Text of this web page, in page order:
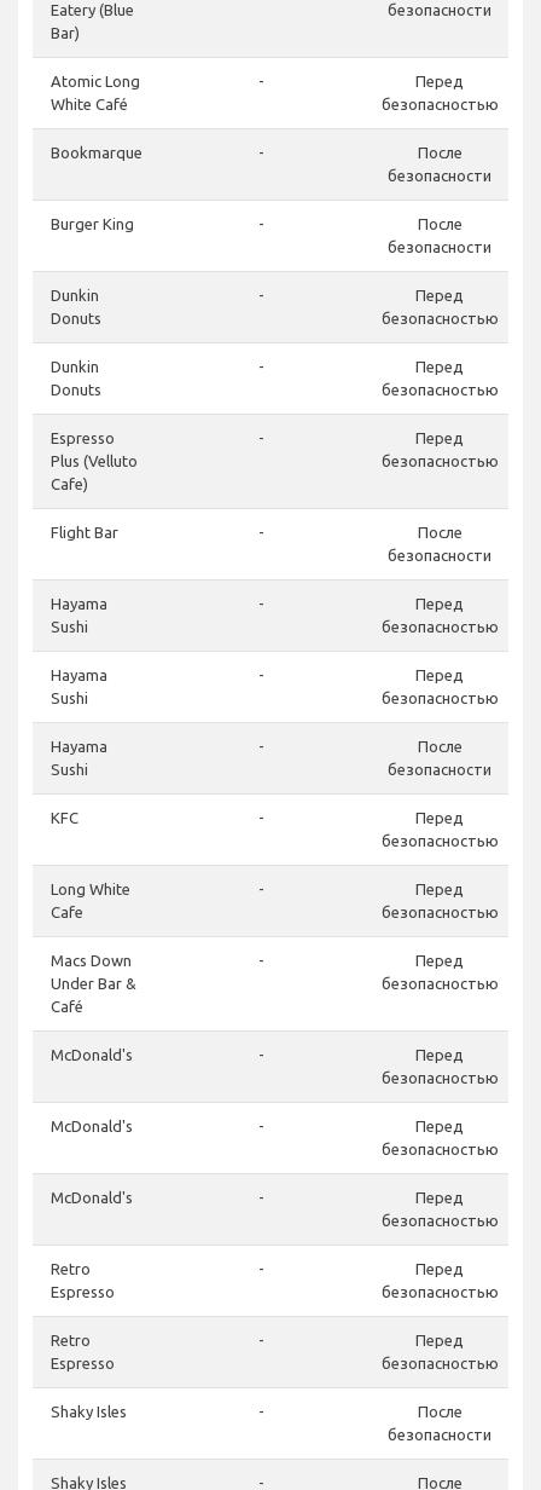
Eatery (Blue
Bar)
безопасности
Atomic Long
White Café
-
Перед
безопасностью
Bookmarque -
После
безопасности
Burger King -
После
безопасности
Dunkin
Donuts
-
Перед
безопасностью
Dunkin
Donuts
-
Перед
безопасностью
Espresso
Plus (Velluto
Cafe)
-
Перед
безопасностью
Flight Bar -
После
безопасности
Hayama
Sushi
-
Перед
безопасностью
Hayama
Sushi
-
Перед
безопасностью
Hayama
Sushi
-
После
безопасности
KFC -
Перед
безопасностью
Long White
Cafe
-
Перед
безопасностью
Macs Down
Under Bar &
Café
-
Перед
безопасностью
McDonald's -
Перед
безопасностью
McDonald's -
Перед
безопасностью
McDonald's -
Перед
безопасностью
Retro
Espresso
-
Перед
безопасностью
Retro
Espresso
-
Перед
безопасностью
Shaky Isles -
После
безопасности
Shaky Isles - После